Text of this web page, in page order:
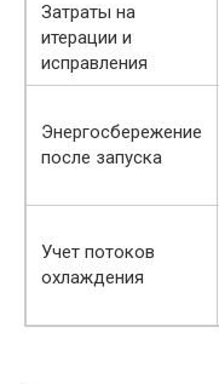
Затраты на
итерации и
исправления
Энергосбережение
после запуска
Учет потоков
охлаждения